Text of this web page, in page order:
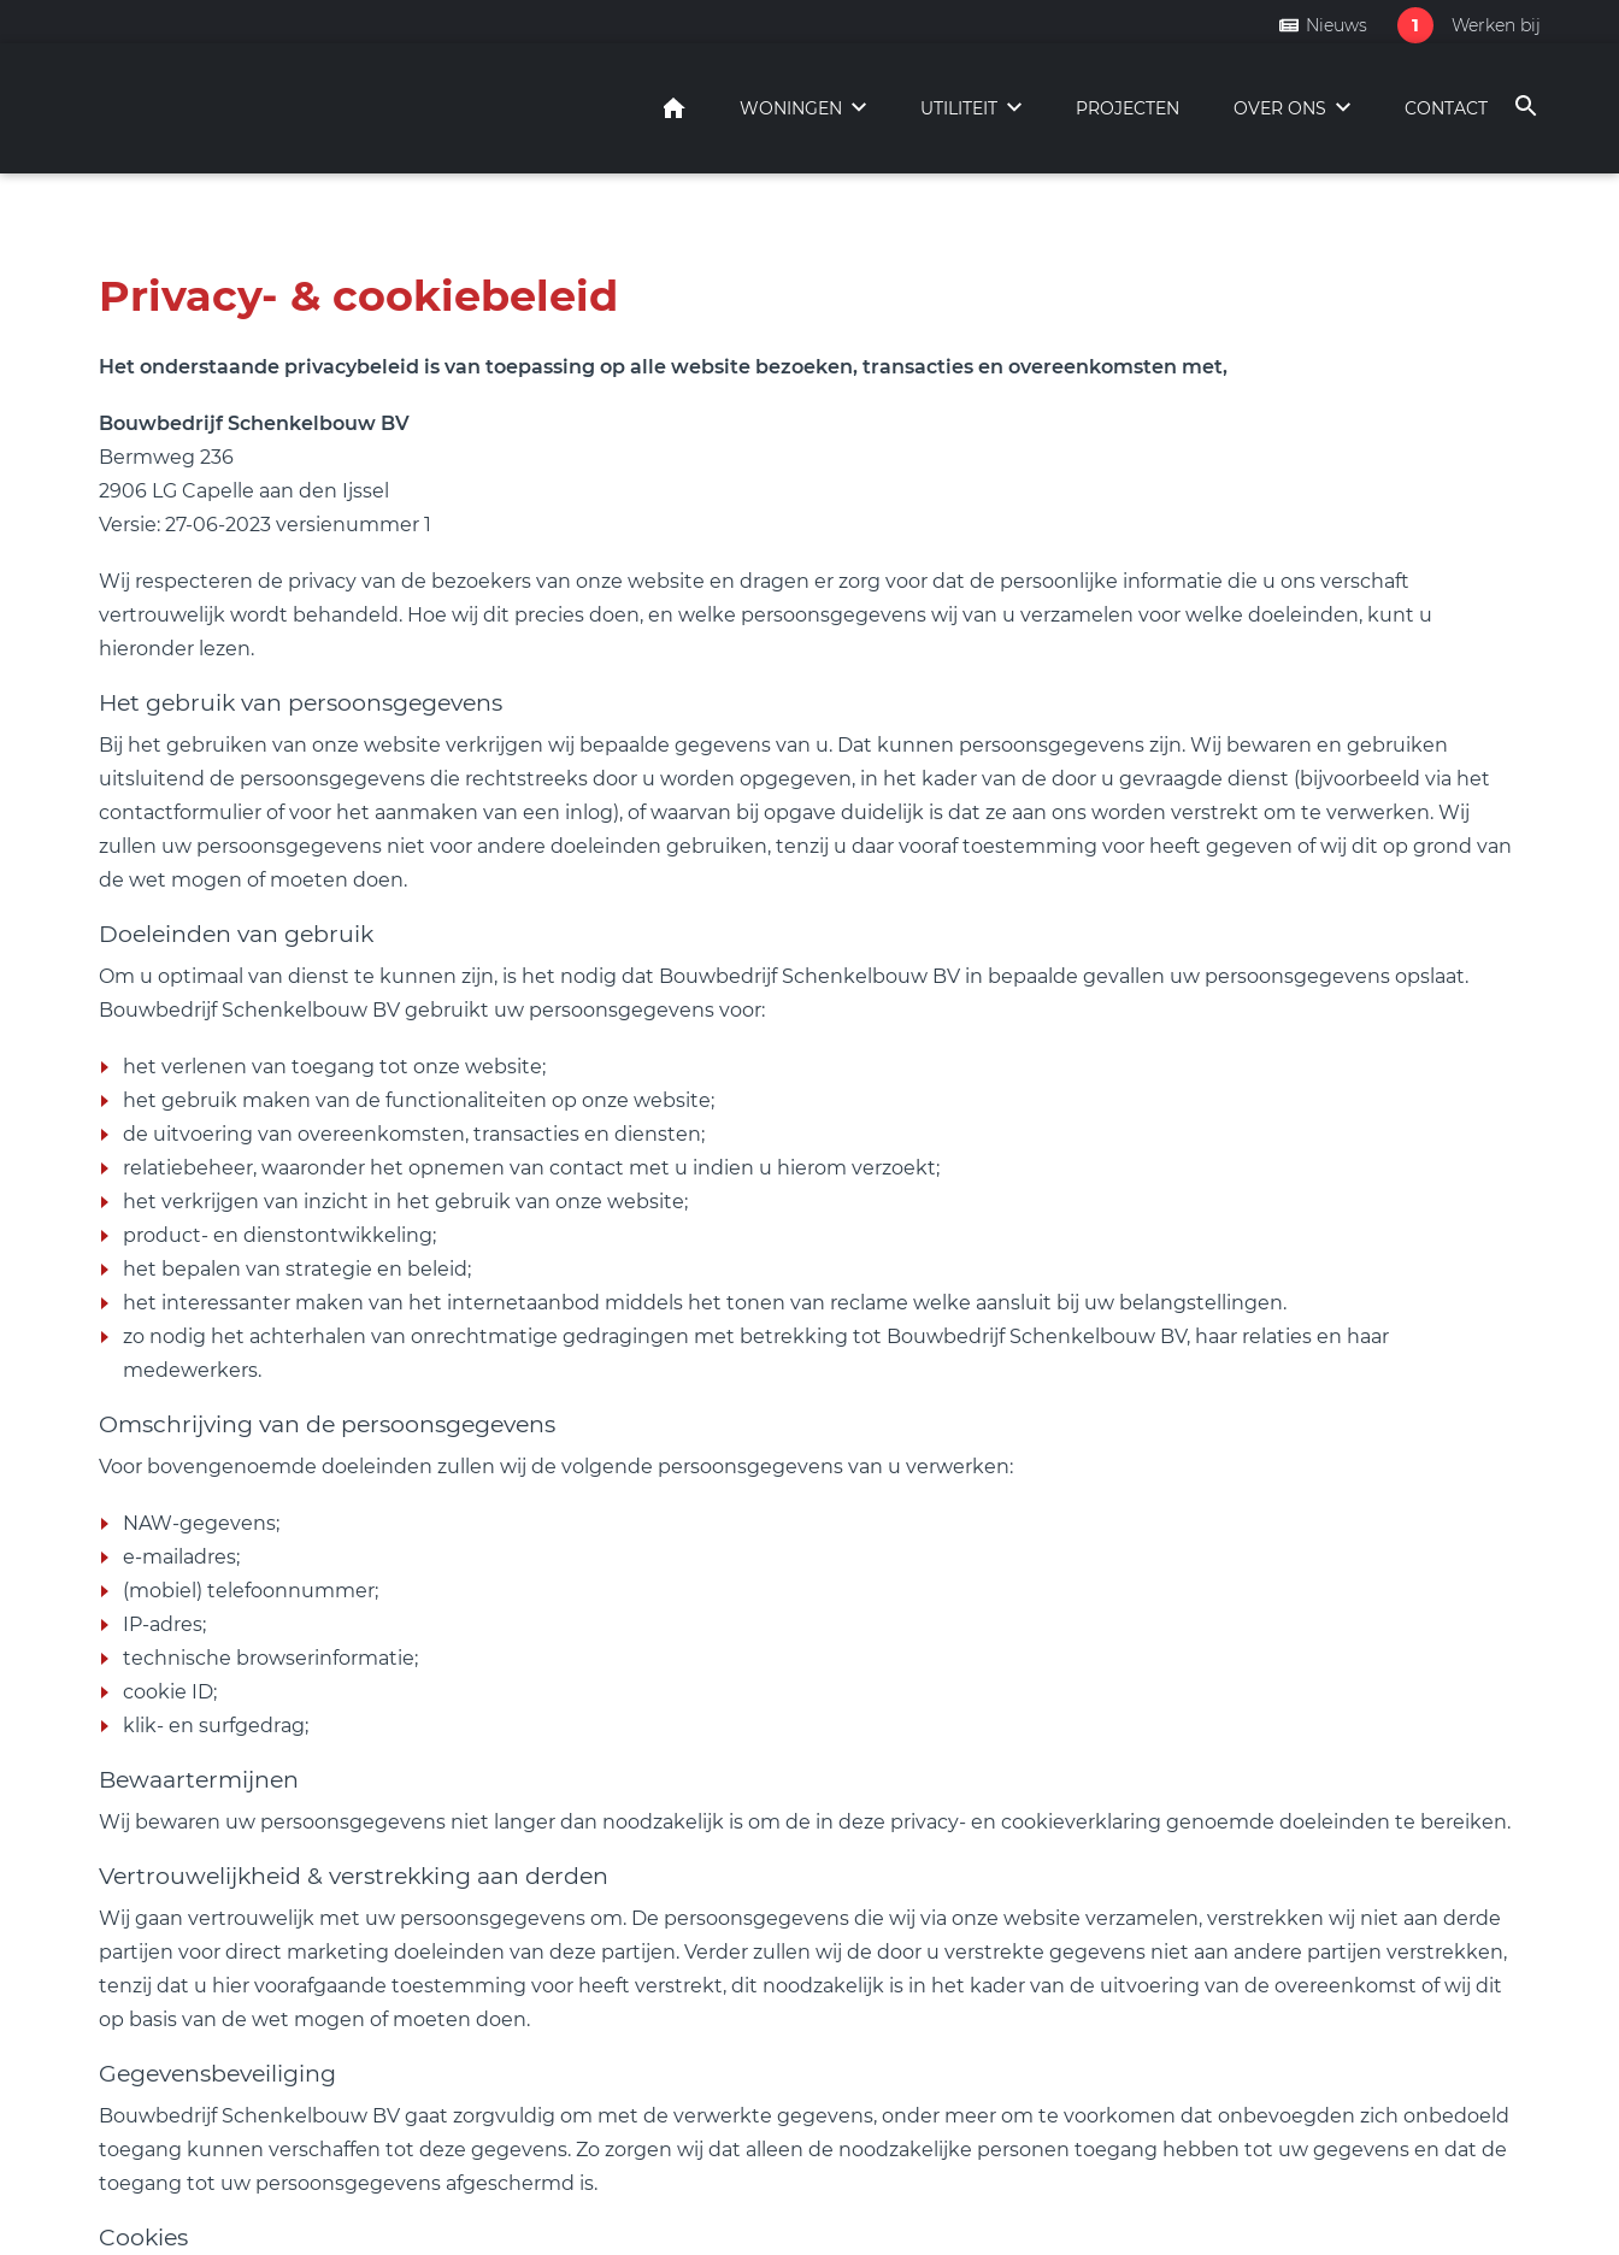
Nieuws 1 Werken bij
HOME WONINGEN UTILITEIT PROJECTEN OVER ONS CONTACT
Privacy- & cookiebeleid
Het onderstaande privacybeleid is van toepassing op alle website bezoeken, transacties en overeenkomsten met,
Bouwbedrijf Schenkelbouw BV
Bermweg 236
2906 LG Capelle aan den Ijssel
Versie: 27-06-2023 versienummer 1
Wij respecteren de privacy van de bezoekers van onze website en dragen er zorg voor dat de persoonlijke informatie die u ons verschaft
vertrouwelijk wordt behandeld. Hoe wij dit precies doen, en welke persoonsgegevens wij van u verzamelen voor welke doeleinden, kunt u
hieronder lezen.
Het gebruik van persoonsgegevens
Bij het gebruiken van onze website verkrijgen wij bepaalde gegevens van u. Dat kunnen persoonsgegevens zijn. Wij bewaren en gebruiken
uitsluitend de persoonsgegevens die rechtstreeks door u worden opgegeven, in het kader van de door u gevraagde dienst (bijvoorbeeld via het
contactformulier of voor het aanmaken van een inlog), of waarvan bij opgave duidelijk is dat ze aan ons worden verstrekt om te verwerken. Wij
zullen uw persoonsgegevens niet voor andere doeleinden gebruiken, tenzij u daar vooraf toestemming voor heeft gegeven of wij dit op grond van
de wet mogen of moeten doen.
Doeleinden van gebruik
Om u optimaal van dienst te kunnen zijn, is het nodig dat Bouwbedrijf Schenkelbouw BV in bepaalde gevallen uw persoonsgegevens opslaat.
Bouwbedrijf Schenkelbouw BV gebruikt uw persoonsgegevens voor:
het verlenen van toegang tot onze website;
het gebruik maken van de functionaliteiten op onze website;
de uitvoering van overeenkomsten, transacties en diensten;
relatiebeheer, waaronder het opnemen van contact met u indien u hierom verzoekt;
het verkrijgen van inzicht in het gebruik van onze website;
product- en dienstontwikkeling;
het bepalen van strategie en beleid;
het interessanter maken van het internetaanbod middels het tonen van reclame welke aansluit bij uw belangstellingen.
zo nodig het achterhalen van onrechtmatige gedragingen met betrekking tot Bouwbedrijf Schenkelbouw BV, haar relaties en haar
medewerkers.
Omschrijving van de persoonsgegevens
Voor bovengenoemde doeleinden zullen wij de volgende persoonsgegevens van u verwerken:
NAW-gegevens;
e-mailadres;
(mobiel) telefoonnummer;
IP-adres;
technische browserinformatie;
cookie ID;
klik- en surfgedrag;
Bewaartermijnen
Wij bewaren uw persoonsgegevens niet langer dan noodzakelijk is om de in deze privacy- en cookieverklaring genoemde doeleinden te bereiken.
Vertrouwelijkheid & verstrekking aan derden
Wij gaan vertrouwelijk met uw persoonsgegevens om. De persoonsgegevens die wij via onze website verzamelen, verstrekken wij niet aan derde
partijen voor direct marketing doeleinden van deze partijen. Verder zullen wij de door u verstrekte gegevens niet aan andere partijen verstrekken,
tenzij dat u hier voorafgaande toestemming voor heeft verstrekt, dit noodzakelijk is in het kader van de uitvoering van de overeenkomst of wij dit
op basis van de wet mogen of moeten doen.
Gegevensbeveiliging
Bouwbedrijf Schenkelbouw BV gaat zorgvuldig om met de verwerkte gegevens, onder meer om te voorkomen dat onbevoegden zich onbedoeld
toegang kunnen verschaffen tot deze gegevens. Zo zorgen wij dat alleen de noodzakelijke personen toegang hebben tot uw gegevens en dat de
toegang tot uw persoonsgegevens afgeschermd is.
Cookies